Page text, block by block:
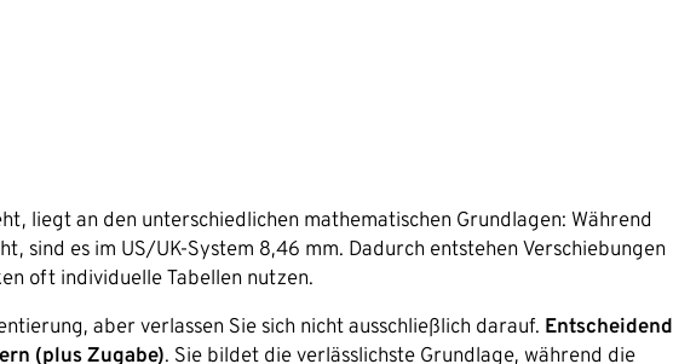
liegt an den unterschiedlichen mathematischen Grundlagen: Während
sind es im US/UK-System 8,46 mm. Dadurch entstehen Verschiebungen
oft individuelle Tabellen nutzen.
aber verlassen Sie sich nicht ausschließlich darauf. Entscheidend
(plus Zugabe). Sie bildet die verlässlichste Grundlage, während die